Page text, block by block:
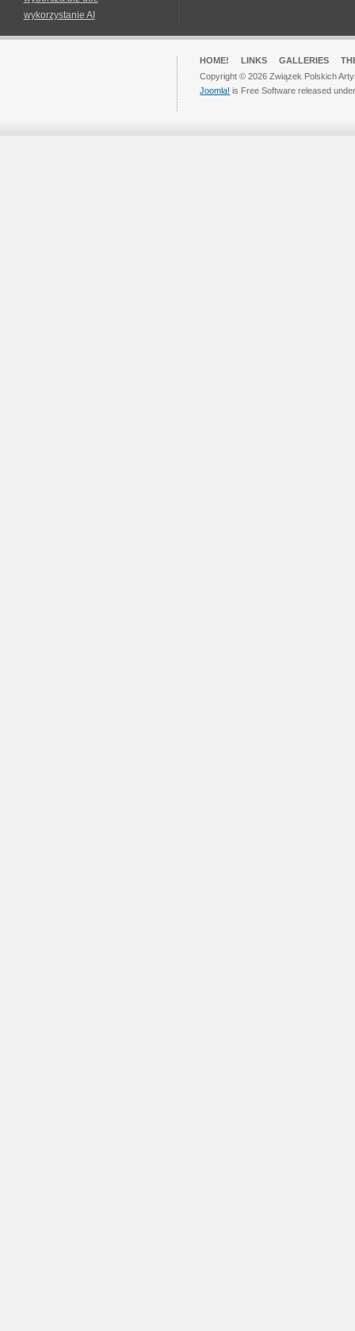
wykorzystanie AI
HOME! LINKS GALLERIES
Copyright © 2026 Związek Polskich
Joomla! is Free Software released